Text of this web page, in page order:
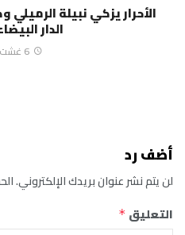
الأحرار يزكي نبيلة
الدار
6 غشت، 2026
أضف رد
لن يتم نشر عنوان بريدك الإلكتروني.
التعليق *